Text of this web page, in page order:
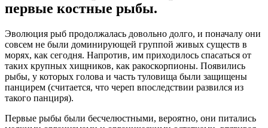
первые костные рыбы.
Эволюция рыб продолжалась довольно долго, и поначалу они
совсем не были доминирующей группой живых существ в
морях, как сегодня. Напротив, им приходилось спасаться от
таких крупных хищников, как ракоскорпионы. Появились
рыбы, у которых голова и часть туловища были защищены
панцирем (считается, что череп впоследствии развился из
такого панциря).
Первые рыбы были бесчелюстными, вероятно, они питались